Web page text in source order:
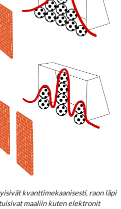
kvanttimekaanisesti, raon läpi
maaliin kuten elektronit